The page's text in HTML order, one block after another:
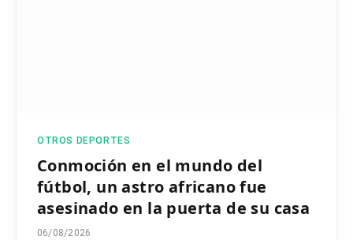
OTROS DEPORTES
Conmoción en el mundo del
fútbol, un astro africano fue
asesinado en la puerta de su casa
06/08/2026